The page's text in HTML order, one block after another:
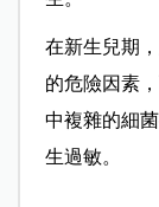
在新生兒期
的危險因素
中複雜的細
生過敏。